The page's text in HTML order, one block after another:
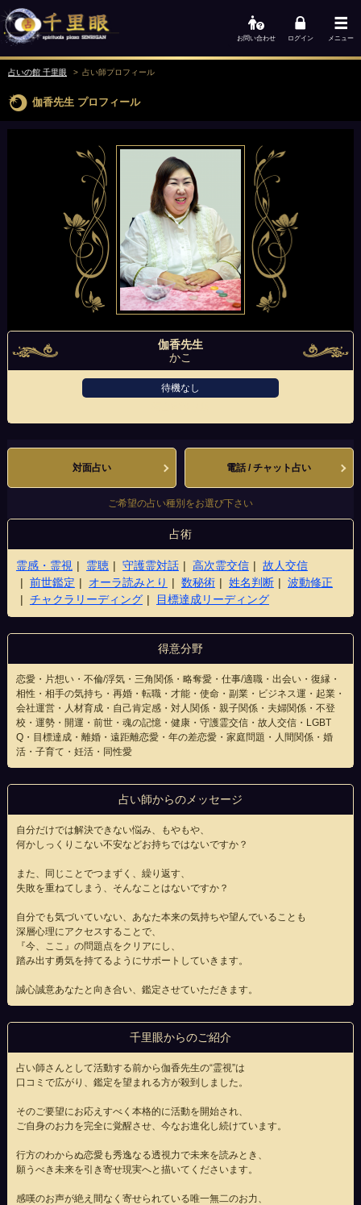
お問い合わせ ログイン メニュー
占いの館 千里眼 占い師プロフィール
伽香先生 プロフィール
伽香先生
かこ
待機なし
対面占い 電話 / チャット占い
ご希望の占い種別をお選び下さい
占術
霊感・霊視 霊聴 守護霊対話 高次霊交信
故人交信
前世鑑定
オーラ読みとり 数秘術 姓名判断
波動修正
チャクラリーディング
目標達成リーディング
得意分野
恋愛・片想い・不倫/浮気・三角関係・略奪愛・仕事/適職・出会い・復縁・
相性・相手の気持ち・再婚・転職・才能・使命・副業・ビジネス運・起業・
会社運営・人材育成・自己肯定感・対人関係・親子関係・夫婦関係・不登
校・運勢・開運・前世・魂の記憶・健康・守護霊交信・故人交信・LGBT
Q・目標達成・離婚・遠距離恋愛・年の差恋愛・家庭問題・人間関係・婚
活・子育て・妊活・同性愛
占い師からのメッセージ
自分だけでは解決できない悩み、もやもや、
何かしっくりこない不安などお持ちではないですか？
また、同じことでつまずく、繰り返す、
失敗を重ねてしまう、そんなことはないですか？
自分でも気づいていない、あなた本来の気持ちや望んでいることも
深層心理にアクセスすることで、
『今、ここ』の問題点をクリアにし、
踏み出す勇気を持てるようにサポートしていきます。
誠心誠意あなたと向き合い、鑑定させていただきます。
千里眼からのご紹介
占い師さんとして活動する前から伽香先生の“霊視”は
口コミで広がり、鑑定を望まれる方が殺到しました。
そのご要望にお応えすべく本格的に活動を開始され、
ご自身のお力を完全に覚醒させ、今なお進化し続けています。
行方のわからぬ恋愛も秀逸なる透視力で未来を読みとき、
願うべき未来を引き寄せ現実へと描いてくださいます。
感嘆のお声が絶え間なく寄せられている唯一無二のお力、